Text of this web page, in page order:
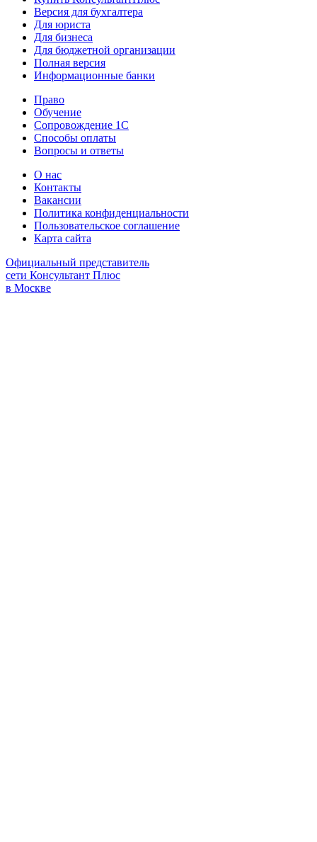
Версия для бухгалтера
Для юриста
Для бизнеса
Для бюджетной организации
Полная версия
Информационные банки
Право
Обучение
Сопровождение 1С
Способы оплаты
Вопросы и ответы
О нас
Контакты
Вакансии
Политика конфиденциальности
Пользовательское соглашение
Карта сайта
Официальный представитель
сети Консультант Плюс
в Москве